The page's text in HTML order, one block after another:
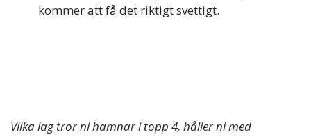
kommer att få det riktigt svettigt.
Vilka lag tror ni hamnar i topp 4, håller ni med